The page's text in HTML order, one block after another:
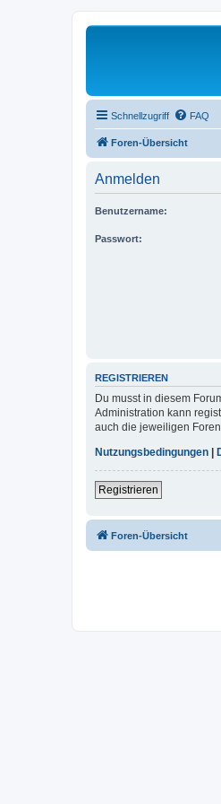
Schnellzugriff FAQ
Foren-Übersicht
Anmelden
Benutzername:
Passwort:
REGISTRIEREN
Du musst in diesem
Administration kann
auch die jeweiligen
Nutzungsbedingungen
Registrieren
Foren-Übersicht